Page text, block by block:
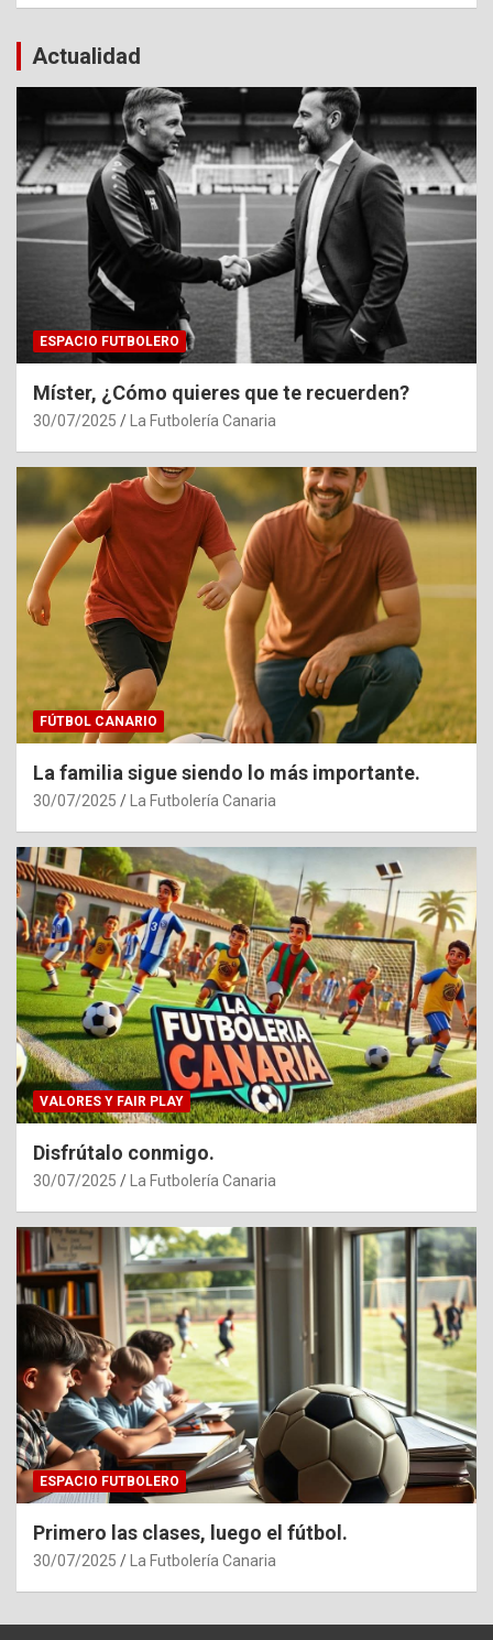
Actualidad
ESPACIO FUTBOLERO
Míster, ¿Cómo quieres que te recuerden?
30/07/2025 La Futbolería Canaria
FÚTBOL CANARIO
La familia sigue siendo lo más importante.
30/07/2025 La Futbolería Canaria
VALORES Y FAIR PLAY
Disfrútalo conmigo.
30/07/2025 La Futbolería Canaria
ESPACIO FUTBOLERO
Primero las clases, luego el fútbol.
30/07/2025 La Futbolería Canaria